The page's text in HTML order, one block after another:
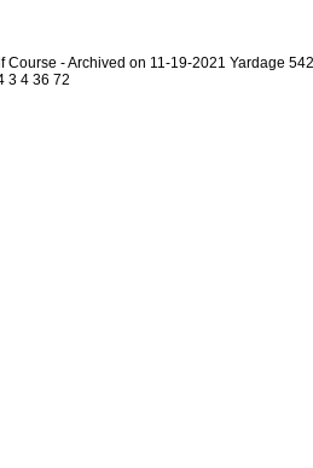
- Archived on 11-19-2021 Yardage
3 4 36 72